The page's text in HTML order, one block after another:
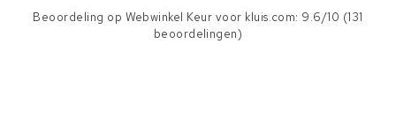
Beoordeling op Webwinkel Keur voor kluis.com: 9.6/10 (131
beoordelingen)